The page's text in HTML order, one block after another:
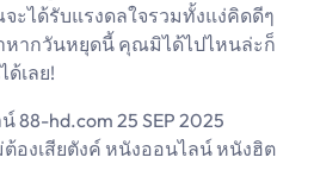
ะได้รับแรงดลใจรวมทั้งแง่คิดดีๆ
หากวันหยุดนี้ คุณมิได้ไปไหนล่ะก็
ด้เลย!
88-hd.com 25 SEP 2025
ต้องเสียตังค์ หนังออนไลน์ หนังฮิต